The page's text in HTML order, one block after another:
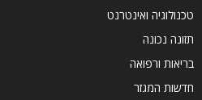
טכנולוגיה ואינטרנט
תזונה נכונה
בריאות ורפואה
חדשות המגזר